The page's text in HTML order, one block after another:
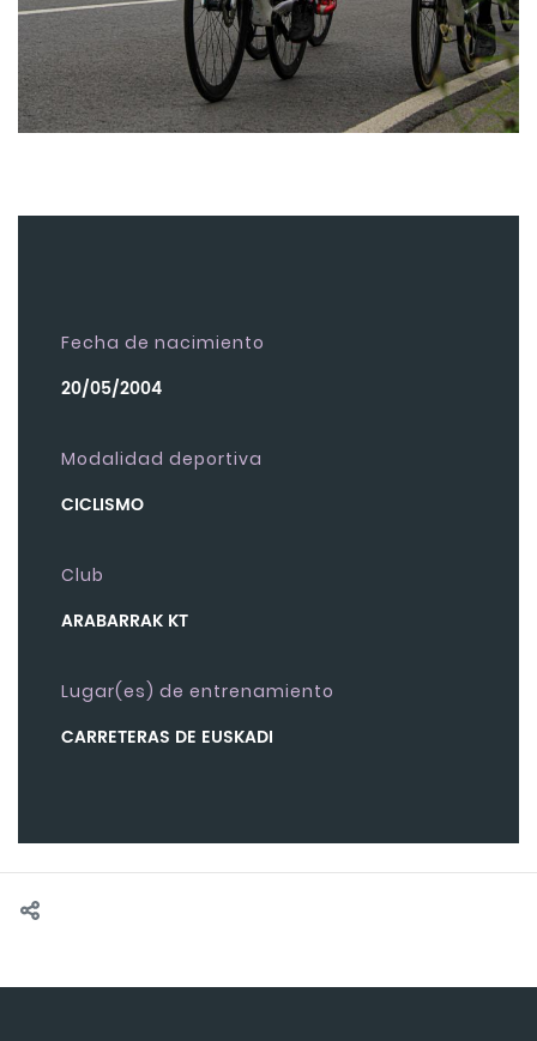
Fecha de nacimiento
20/05/2004
Modalidad deportiva
CICLISMO
Club
ARABARRAK KT
Lugar(es) de entrenamiento
CARRETERAS DE EUSKADI